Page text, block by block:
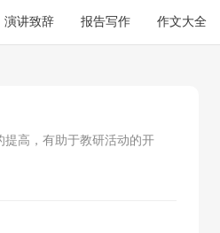
演讲致辞 报告写作 作文大全
高，有助于教研活动的开